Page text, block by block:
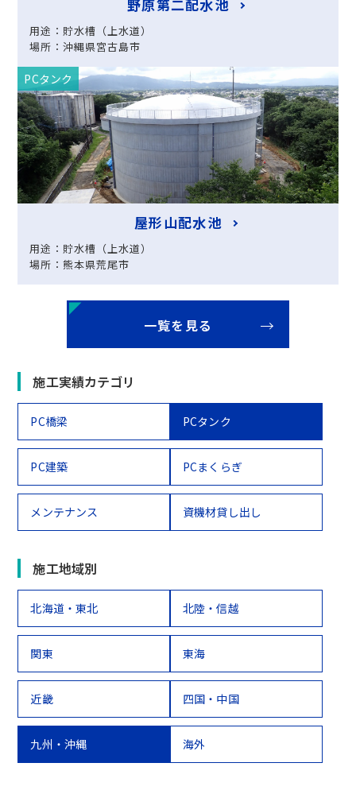
野原第二配水池
用途：貯水槽（上水道）
場所：沖縄県宮古島市
PCタンク
屋形山配水池
用途：貯水槽（上水道）
場所：熊本県荒尾市
一覧を見る
施工実績カテゴリ
PC橋梁 PCタンク
PC建築 PCまくらぎ
メンテナンス 資機材貸し出し
施工地域別
北海道・東北 北陸・信越
関東 東海
近畿 四国・中国
九州・沖縄 海外